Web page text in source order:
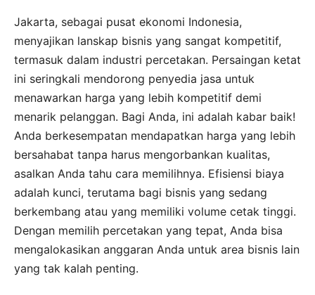
Jakarta, sebagai pusat ekonomi Indonesia,
menyajikan lanskap bisnis yang sangat kompetitif,
termasuk dalam industri percetakan. Persaingan ketat
ini seringkali mendorong penyedia jasa untuk
menawarkan harga yang lebih kompetitif demi
menarik pelanggan. Bagi Anda, ini adalah kabar baik!
Anda berkesempatan mendapatkan harga yang lebih
bersahabat tanpa harus mengorbankan kualitas,
asalkan Anda tahu cara memilihnya. Efisiensi biaya
adalah kunci, terutama bagi bisnis yang sedang
berkembang atau yang memiliki volume cetak tinggi.
Dengan memilih percetakan yang tepat, Anda bisa
mengalokasikan anggaran Anda untuk area bisnis lain
yang tak kalah penting.